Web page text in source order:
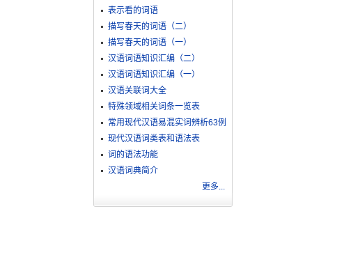
表示看的词语
描写春天的词语（二）
描写春天的词语（一）
汉语词语知识汇编（二）
汉语词语知识汇编（一）
汉语关联词大全
特殊领域相关词条一览表
常用现代汉语易混实词辨析63例
现代汉语词类表和语法表
词的语法功能
汉语词典简介
更多...